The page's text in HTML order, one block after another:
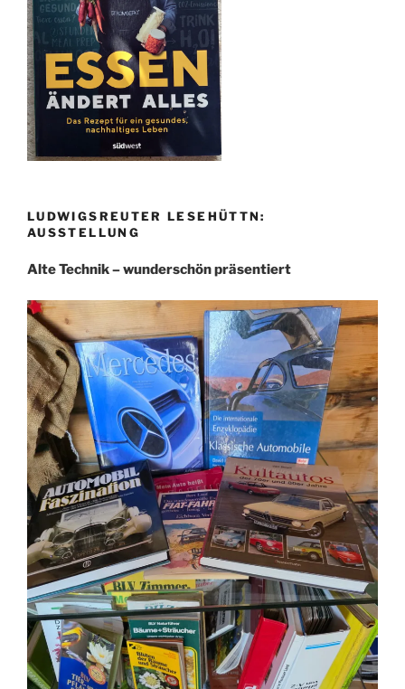
LUDWIGSREUTER LESEHÜTTN:
AUSSTELLUNG
Alte Technik – wunderschön präsentiert